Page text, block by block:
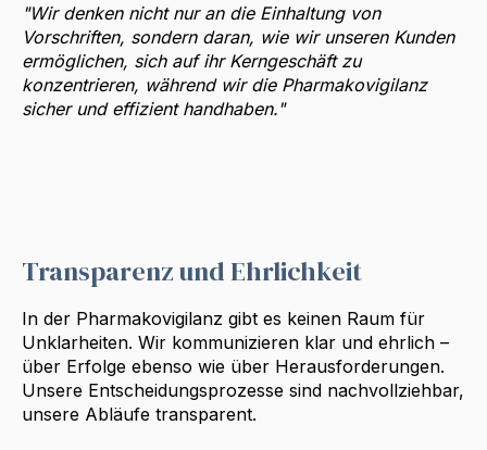
"Wir denken nicht nur an die Einhaltung von
Vorschriften, sondern daran, wie wir unseren Kunden
ermöglichen, sich auf ihr Kerngeschäft zu
konzentrieren, während wir die Pharmakovigilanz
sicher und effizient handhaben."
Transparenz und Ehrlichkeit
In der Pharmakovigilanz gibt es keinen Raum für
Unklarheiten. Wir kommunizieren klar und ehrlich –
über Erfolge ebenso wie über Herausforderungen.
Unsere Entscheidungsprozesse sind nachvollziehbar,
unsere Abläufe transparent.